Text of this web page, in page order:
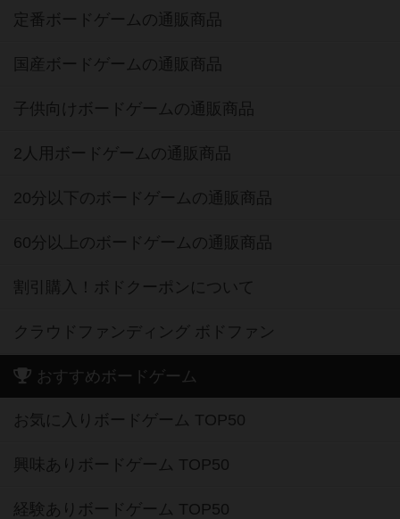
定番ボードゲームの通販商品
国産ボードゲームの通販商品
子供向けボードゲームの通販商品
2人用ボードゲームの通販商品
20分以下のボードゲームの通販商品
60分以上のボードゲームの通販商品
割引購入！ボドクーポンについて
クラウドファンディング ボドファン
おすすめボードゲーム
お気に入りボードゲーム TOP50
興味ありボードゲーム TOP50
経験ありボードゲーム TOP50